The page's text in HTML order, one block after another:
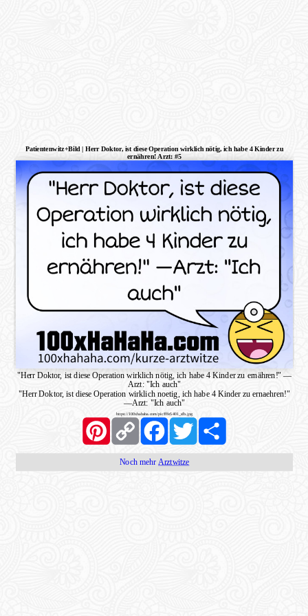
Patientenwitz+Bild | Herr Doktor, ist diese Operation wirklich nötig, ich habe 4 Kinder zu
ernähren! Arzt: #5
"Herr Doktor, ist diese Operation wirklich nötig, ich habe 4 Kinder zu ernähren!" —
Arzt: "Ich auch"
"Herr Doktor, ist diese Operation wirklich noetig, ich habe 4 Kinder zu ernaehren!"
—Arzt: "Ich auch"
https://100xhahaha.com/pic!fffe5401_sfb.jpg
PinterestCopy
Link
FacebookTwitter Share
Noch mehr Arztwitze